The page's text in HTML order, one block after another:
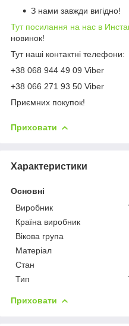
З нами завжди вигідно!
Тут посилання на нас в
новинок!
Тут наші контактні телефони:
+38 068 944 49 09 Viber
+38 066 271 93 50 Viber
Приємних покупок!
Приховати
Характеристики
Основні
Виробник
Країна виробник
Вікова група
Матеріал
Стан
Тип
Приховати